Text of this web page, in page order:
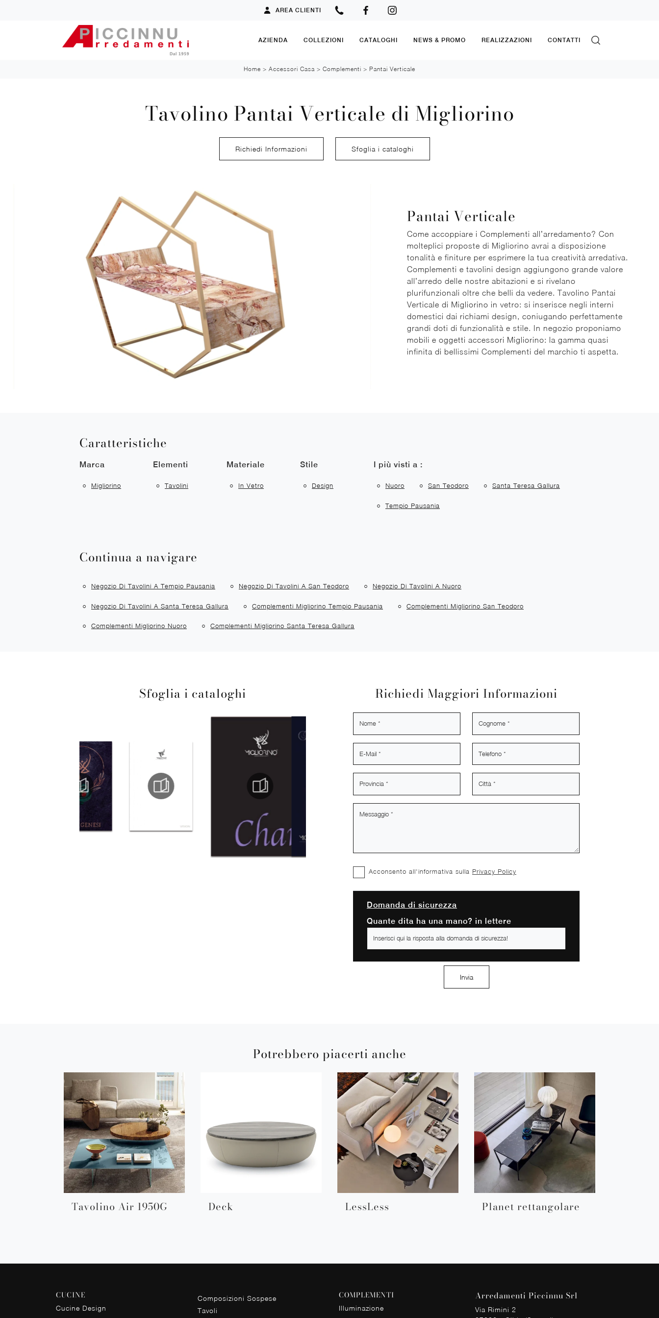
AREA CLIENTI
AZIENDA COLLEZIONI CATALOGHI NEWS & PROMO REALIZZAZIONI CONTATTI
Home > Accessori Casa > Complementi > Pantai Verticale
Tavolino Pantai Verticale di Migliorino
Richiedi Informazioni Sfoglia i cataloghi
Pantai Verticale
Come accoppiare i Complementi all’arredamento? Con
molteplici proposte di Migliorino avrai a disposizione
tonalità e finiture per esprimere la tua creatività arredativa.
Complementi e tavolini design aggiungono grande valore
all’arredo delle nostre abitazioni e si rivelano
plurifunzionali oltre che belli da vedere. Tavolino Pantai
Verticale di Migliorino in vetro: si inserisce negli interni
domestici dai richiami design, coniugando perfettamente
grandi doti di funzionalità e stile. In negozio proponiamo
mobili e oggetti accessori Migliorino: la gamma quasi
infinita di bellissimi Complementi del marchio ti aspetta.
Caratteristiche
Marca
Migliorino
Elementi
Tavolini
Materiale
In Vetro
Stile
Design
I più visti a :
Nuoro San Teodoro Santa Teresa Gallura
Tempio Pausania
Continua a navigare
Negozio Di Tavolini A Tempio Pausania Negozio Di Tavolini A San Teodoro Negozio Di Tavolini A Nuoro
Negozio Di Tavolini A Santa Teresa Gallura Complementi Migliorino Tempio Pausania Complementi Migliorino San Teodoro
Complementi Migliorino Nuoro Complementi Migliorino Santa Teresa Gallura
Sfoglia i cataloghi Richiedi Maggiori Informazioni
Acconsento all'informativa sulla Privacy Policy
Domanda di sicurezza
Quante dita ha una mano? in lettere
Invia
Potrebbero piacerti anche
Tavolino Air 1950G Deck LessLess Planet rettangolare
CUCINE
Cucine Design
Composizioni Sospese
Tavoli
COMPLEMENTI
Illuminazione
Arredamenti Piccinnu Srl
Via Rimini 2